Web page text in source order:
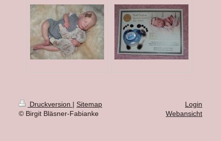
Druckversion | Sitemap
© Birgit Bläsner-Fabianke
Login
Webansicht